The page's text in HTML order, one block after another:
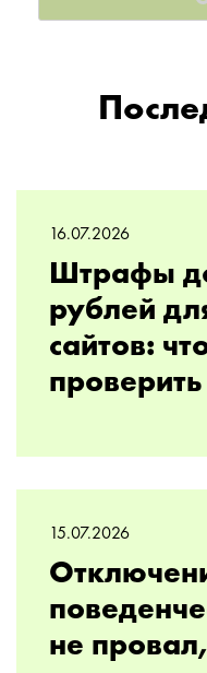
16.07.2026
Штрафы
рублей
сайтов:
проверить
15.07.2026
не